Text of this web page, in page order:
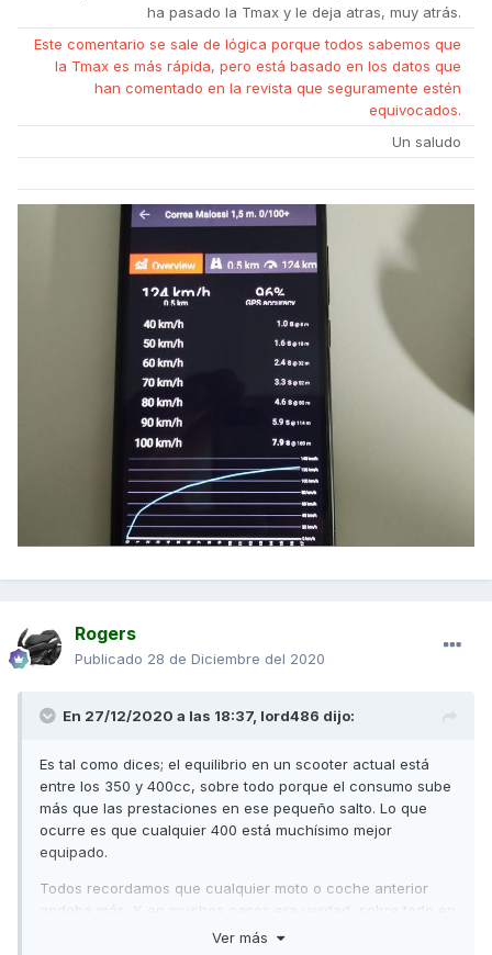
ha pasado la Tmax y le deja atras, muy atrás.
Este comentario se sale de lógica porque todos sabemos que
la Tmax es más rápida, pero está basado en los datos que
han comentado en la revista que seguramente estén
equivocados.
Un saludo
Rogers
Publicado 28 de Diciembre del 2020
En 27/12/2020 a las 18:37, lord486 dijo:
Es tal como dices; el equilibrio en un scooter actual está
entre los 350 y 400cc, sobre todo porque el consumo sube
más que las prestaciones en ese pequeño salto. Lo que
ocurre es que cualquier 400 está muchísimo mejor
equipado.
Todos recordamos que cualquier moto o coche anterior
andaba más. Y en muchos casos era verdad, sobre todo en
recuperaciones donde las normas anti contaminacion han
Ver más